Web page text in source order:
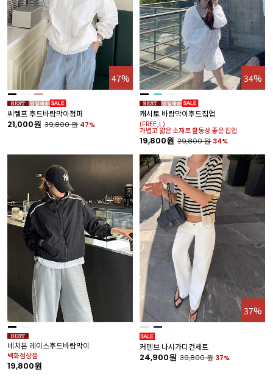
47%
씨켈프 후드바람막이점퍼
21,000원 39,800원 47%
34%
캐시토 바람막이후드집업
(FREE,L)
가볍고 얇은 소재로 활동성 좋은 집업
19,800원 29,800원 34%
네치본 레이스후드바람막이
백화점상품
19,800원
37%
커덴브 나시가디건세트
24,900원 39,800원 37%